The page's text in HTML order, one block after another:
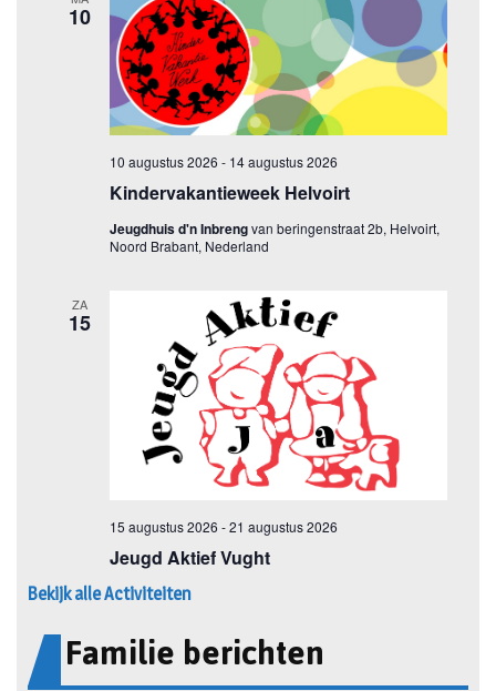
Bekijk alle Activiteiten
Familie berichten